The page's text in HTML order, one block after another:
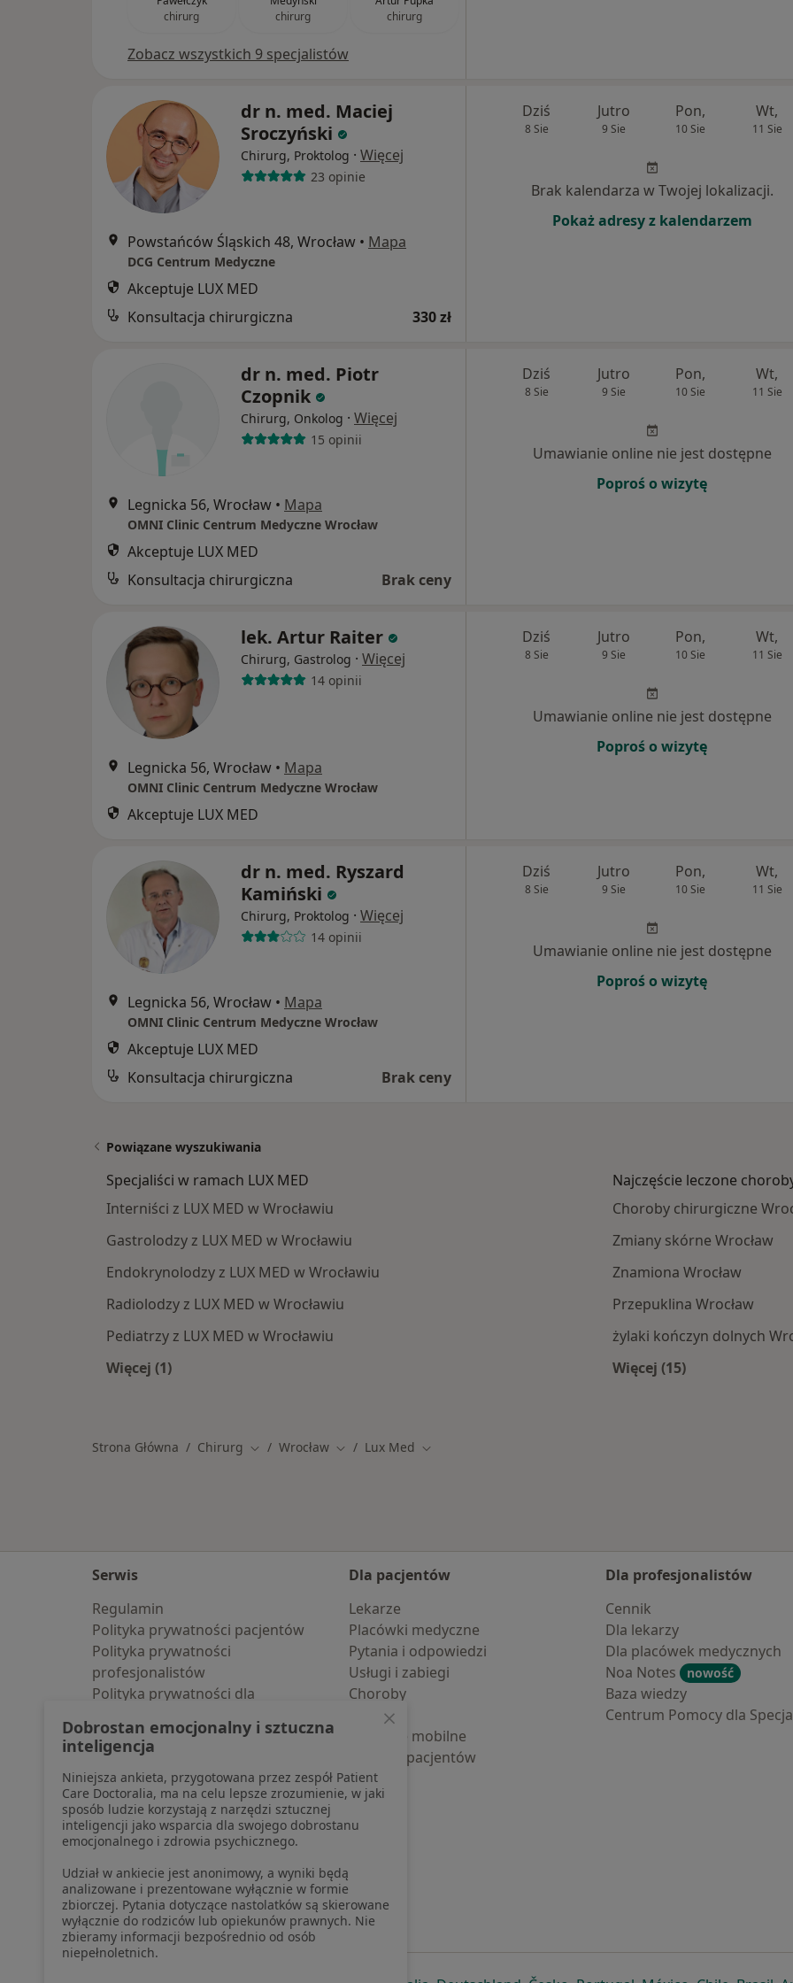
chirurg
chirurg
chirurg
Zobacz wszystkich 9 specjalistów
dr n. med. Maciej
Sroczyński
Chirurg, Proktolog · Więcej
23 opinie
Powstańców Śląskich 48, Wrocław • Mapa
DCG Centrum Medyczne
Akceptuje LUX MED
Konsultacja chirurgiczna
330 zł
Dziś
8 Sie
Jutro
9 Sie
Pon,
10 Sie
Wt,
11 Sie
Brak kalendarza w Twojej lokalizacji.
Pokaż adresy z kalendarzem
dr n. med. Piotr
Czopnik
Chirurg, Onkolog · Więcej
15 opinii
Legnicka 56, Wrocław • Mapa
OMNI Clinic Centrum Medyczne Wrocław
Akceptuje LUX MED
Konsultacja chirurgiczna
Brak ceny
Dziś
8 Sie
Jutro
9 Sie
Pon,
10 Sie
Wt,
11 Sie
Umawianie online nie jest dostępne
Poproś o wizytę
lek. Artur Raiter
Chirurg, Gastrolog · Więcej
14 opinii
Legnicka 56, Wrocław • Mapa
OMNI Clinic Centrum Medyczne Wrocław
Akceptuje LUX MED
Dziś
8 Sie
Jutro
9 Sie
Pon,
10 Sie
Wt,
11 Sie
Umawianie online nie jest dostępne
Poproś o wizytę
dr n. med. Ryszard
Kamiński
Chirurg, Proktolog · Więcej
14 opinii
Legnicka 56, Wrocław • Mapa
OMNI Clinic Centrum Medyczne Wrocław
Akceptuje LUX MED
Konsultacja chirurgiczna
Brak ceny
Dziś
8 Sie
Jutro
9 Sie
Pon,
10 Sie
Wt,
11 Sie
Umawianie online nie jest dostępne
Poproś o wizytę
Powiązane wyszukiwania
Specjaliści w ramach LUX MED
Interniści z LUX MED w Wrocławiu
Gastrolodzy z LUX MED w Wrocławiu
Endokrynolodzy z LUX MED w Wrocławiu
Radiolodzy z LUX MED w Wrocławiu
Pediatrzy z LUX MED w Wrocławiu
Więcej (1)
Najczęście leczone
Choroby chirurgiczne
Zmiany skórne Wrocław
Znamiona Wrocław
Przepuklina Wrocław
żylaki kończyn dolnych
Więcej (15)
Strona Główna Chirurg Zmień miasto
Wrocław Zmień miasto
Lux Med Zmień miasto
Serwis
Regulamin
Polityka prywatności pacjentów
Polityka prywatności
profesjonalistów
Polityka prywatności dla
pozyskaliśmy samodzielnie
Polityka cookies
Jak działają wyniki wyszukiwania
Dostępność
O nas
Praca Rekrutujemy!
Partnerzy
Centrum prasowe
Kontakt
Dla pacjentów
Lekarze
Placówki medyczne
Pytania i odpowiedzi
Usługi i zabiegi
Choroby
Pomoc
Aplikacje mobilne
Blog dla pacjentów
Dla profesjonalistów
Cennik
Dla lekarzy
Dla placówek medycznych
Noa Notes
nowość
Baza wiedzy
Centrum Pomocy dla
Dobrostan emocjonalny i sztuczna
inteligencja
Niniejsza ankieta, przygotowana przez zespół Patient
Care Doctoralia, ma na celu lepsze zrozumienie, w jaki
sposób ludzie korzystają z narzędzi sztucznej
inteligencji jako wsparcia dla swojego dobrostanu
emocjonalnego i zdrowia psychicznego.
Udział w ankiecie jest anonimowy, a wyniki będą
analizowane i prezentowane wyłącznie w formie
zbiorczej. Pytania dotyczące nastolatków są skierowane
wyłącznie do rodziców lub opiekunów prawnych. Nie
zbieramy informacji bezpośrednio od osób
niepełnoletnich.